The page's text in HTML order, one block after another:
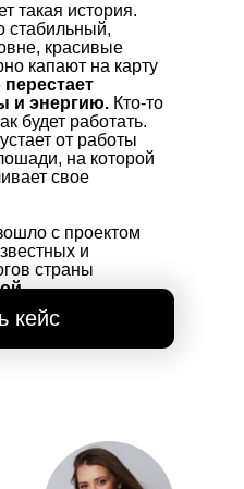
такая история.
стабильный,
красивые
капают на карту
и энергию. Кто-то
будет работать.
от работы
на которой
свое
с проектом
и
страны
кейс